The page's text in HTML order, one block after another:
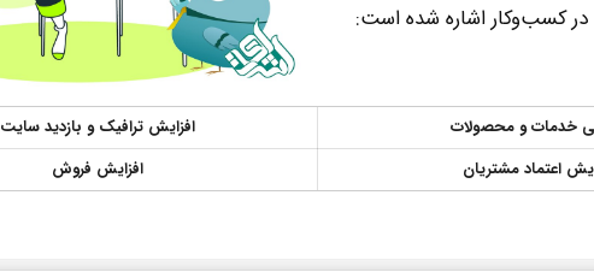
در کسب‌وکار اشاره شده است:
خدمات و محصولات
افزایش ترافیک و بازدید سایت
اعتماد مشتریان افزایش فروش